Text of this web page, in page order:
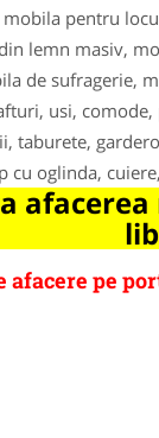
pentru
lemn masiv,
de
usi,
taburete,
cu oglinda,
afacere pe